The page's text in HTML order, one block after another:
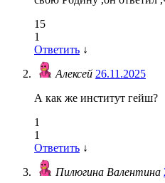
15
1
Ответить ↓
Алексей 26.11.2025
А как же институт гейш?
1
1
Ответить ↓
Пилюгина Валентина